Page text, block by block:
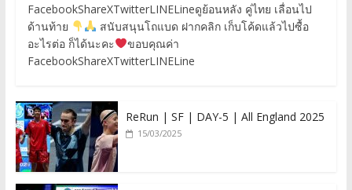
FacebookShareXTwitterLINELineดูย้อนหลัง คู่ไทย เลื่อนไป
ด้านท้าย
สนับสนุนโถแบด ฝากคลิก เก็บโค้ดแล้วไปซื้อ
อะไรต่อ ก็ได้นะคะ
ขอบคุณค่า
FacebookShareXTwitterLINELine
ReRun | SF | DAY-5 | All England 2025
15/03/2025